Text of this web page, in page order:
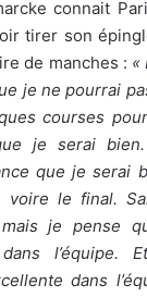
connait
tirer son
de manches : «
je ne pourrai
courses
je serai
que je serai
le final.
je pense
l’équipe.
dans